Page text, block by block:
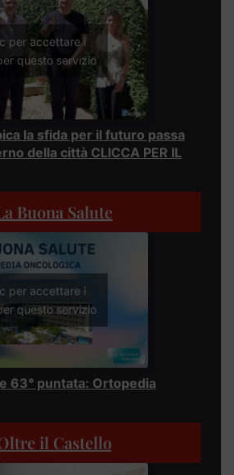
per accettare i
questo servizio
la sfida per il futuro passa
della città CLICCA PER IL
Buona Salute
per accettare i
questo servizio
63° puntata: Ortopedia
il Castello